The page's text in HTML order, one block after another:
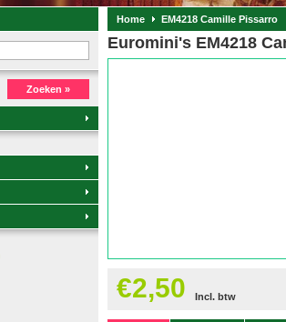
Zoeken »
Home EM4218 Camille Pissarro
Euromini's EM4218
€2,50 Incl. btw